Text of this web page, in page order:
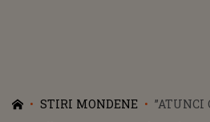
STIRI MONDENE
”ATUNCI